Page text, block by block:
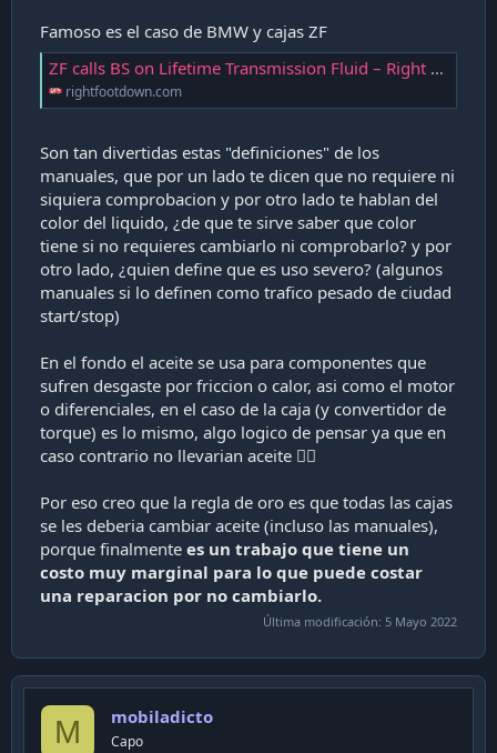
Famoso es el caso de BMW y cajas ZF
ZF calls BS on Lifetime Transmission Fluid – Right Foot Down
rightfootdown.com
Son tan divertidas estas "definiciones" de los
manuales, que por un lado te dicen que no requiere ni
siquiera comprobacion y por otro lado te hablan del
color del liquido, ¿de que te sirve saber que color
tiene si no requieres cambiarlo ni comprobarlo? y por
otro lado, ¿quien define que es uso severo? (algunos
manuales si lo definen como trafico pesado de ciudad
start/stop)
En el fondo el aceite se usa para componentes que
sufren desgaste por friccion o calor, asi como el motor
o diferenciales, en el caso de la caja (y convertidor de
torque) es lo mismo, algo logico de pensar ya que en
caso contrario no llevarian aceite 🤷‍♂️
Por eso creo que la regla de oro es que todas las cajas
se les deberia cambiar aceite (incluso las manuales),
porque finalmente es un trabajo que tiene un
costo muy marginal para lo que puede costar
una reparacion por no cambiarlo.
Última modificación: 5 Mayo 2022
M mobiladicto
Capo